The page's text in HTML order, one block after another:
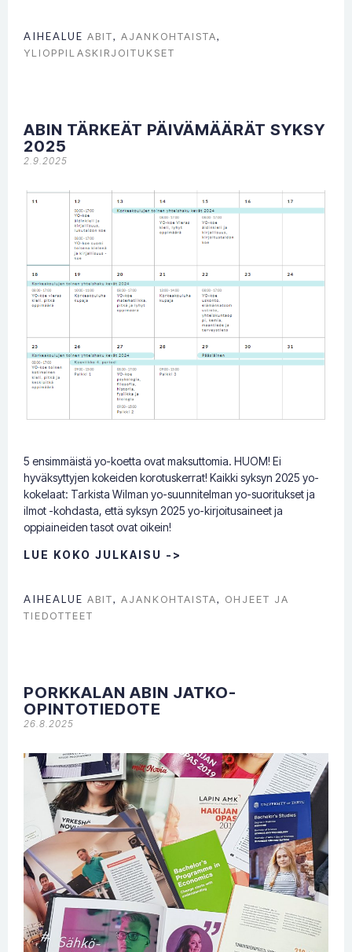
AIHEALUE ABIT, AJANKOHTAISTA,
YLIOPPILASKIRJOITUKSET
ABIN TÄRKEÄT PÄIVÄMÄÄRÄT SYKSY
2025
2.9.2025
5 ensimmäistä yo-koetta ovat maksuttomia. HUOM! Ei
hyväksyttyjen kokeiden korotuskerrat! Kaikki syksyn 2025 yo-
kokelaat: Tarkista Wilman yo-suunnitelman yo-suoritukset ja
ilmot -kohdasta, että syksyn 2025 yo-kirjoitusaineet ja
oppiaineiden tasot ovat oikein!
LUE KOKO JULKAISU ->
AIHEALUE ABIT, AJANKOHTAISTA, OHJEET JA
TIEDOTTEET
PORKKALAN ABIN JATKO-
OPINTOTIEDOTE
26.8.2025